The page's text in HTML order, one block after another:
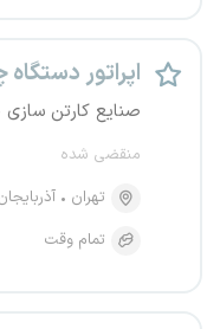
اپراتور
صنایع کارتن سازی
منقضی شده
تهران
تمام وقت